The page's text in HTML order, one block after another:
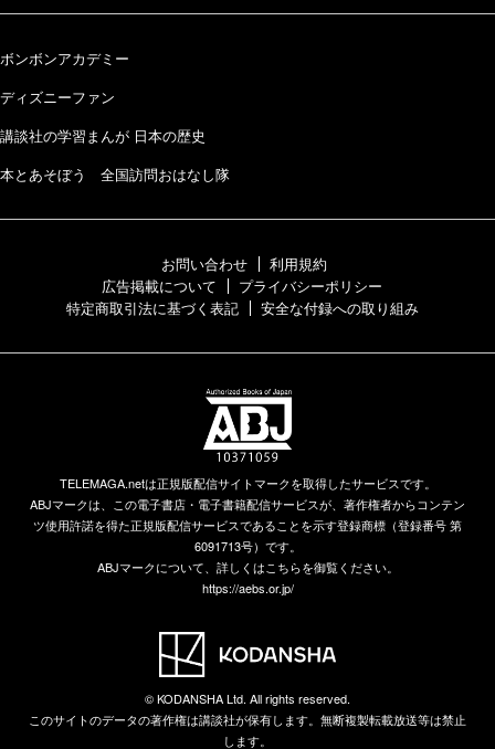
ボンボンアカデミー
ディズニーファン
講談社の学習まんが 日本の歴史
本とあそぼう 全国訪問おはなし隊
お問い合わせ
利用規約
広告掲載について
プライバシーポリシー
特定商取引法に基づく表記
安全な付録への取り組み
TELEMAGA.netは正規版配信サイトマークを取得したサービスです。
ABJマークは、この電子書店・電子書籍配信サービスが、著作権者からコンテン
ツ使用許諾を得た正規版配信サービスであることを示す登録商標（登録番号 第
6091713号）です。
ABJマークについて、詳しくはこちらを御覧ください。
https://aebs.or.jp/
© KODANSHA Ltd. All rights reserved.
このサイトのデータの著作権は講談社が保有します。無断複製転載放送等は禁止
します。